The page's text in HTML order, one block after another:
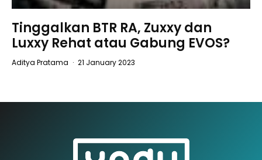
Tinggalkan BTR RA, Zuxxy dan
Luxxy Rehat atau Gabung EVOS?
Aditya Pratama · 21 January 2023